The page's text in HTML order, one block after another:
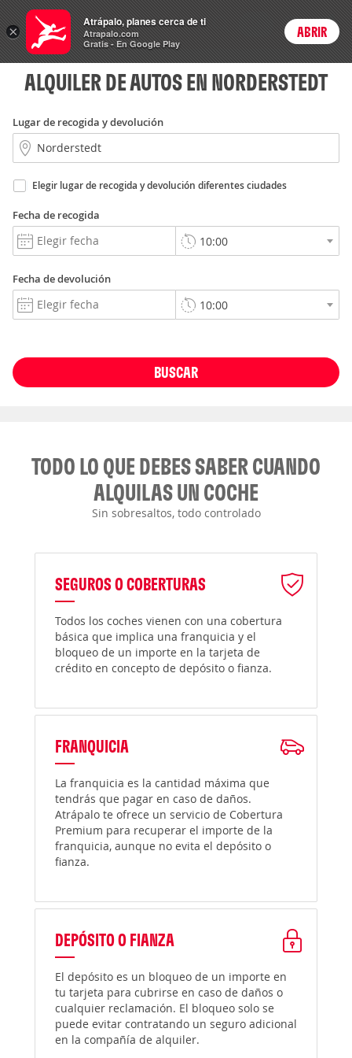
Autos Precios enPeso
ARSCambiar moneda
Login
ALQUILER DE AUTOS EN NORDERSTEDT
Lugar de recogida y devolución
Elegir lugar de recogida y devolución diferentes ciudades
Fecha de recogida
Fecha de devolución
BUSCAR
TODO LO QUE DEBES SABER CUANDO
ALQUILAS UN COCHE
Sin sobresaltos, todo controlado
SEGUROS O COBERTURAS
Todos los coches vienen con una cobertura
básica que implica una franquicia y el
bloqueo de un importe en la tarjeta de
crédito en concepto de depósito o fianza.
FRANQUICIA
La franquicia es la cantidad máxima que
tendrás que pagar en caso de daños.
Atrápalo te ofrece un servicio de Cobertura
Premium para recuperar el importe de la
franquicia, aunque no evita el depósito o
fianza.
DEPÓSITO O FIANZA
El depósito es un bloqueo de un importe en
tu tarjeta para cubrirse en caso de daños o
cualquier reclamación. El bloqueo solo se
puede evitar contratando un seguro adicional
en la compañía de alquiler.
×
Atrápalo, planes cerca de ti
Atrapalo.com
Gratis - En Google Play
ABRIR